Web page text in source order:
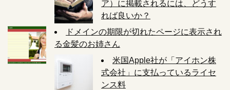
ア）に掲載されるには、どうす
れば良いか？
ドメインの期限が切れたページに表示され
る金髪のお姉さん
米国Apple社が「アイホン株
式会社」に支払っているライセ
ンス料